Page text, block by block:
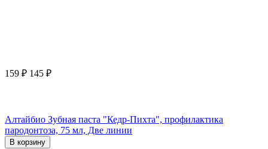
159 ₽ 145 ₽
Алтайбио Зубная паста "Кедр-Пихта", профилактика
пародонтоза, 75 мл, Две линии
В корзину